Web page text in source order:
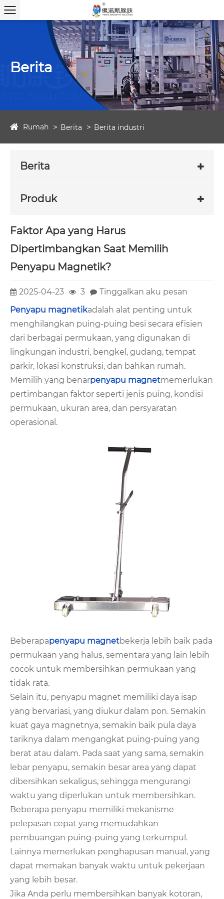
Berita
Rumah Berita Berita industri
Berita
Produk
Faktor Apa yang Harus
Dipertimbangkan Saat Memilih
Penyapu Magnetik?
2025-04-23 3
Tinggalkan aku pesan
Penyapu magnetikadalah alat penting untuk
menghilangkan puing-puing besi secara efisien
dari berbagai permukaan, yang digunakan di
lingkungan industri, bengkel, gudang, tempat
parkir, lokasi konstruksi, dan bahkan rumah.
Memilih yang benarpenyapu magnetmemerlukan
pertimbangan faktor seperti jenis puing, kondisi
permukaan, ukuran area, dan persyaratan
operasional.
Beberapapenyapu magnetbekerja lebih baik pada
permukaan yang halus, sementara yang lain lebih
cocok untuk membersihkan permukaan yang
tidak rata.
Selain itu, penyapu magnet memiliki daya isap
yang bervariasi, yang diukur dalam pon. Semakin
kuat gaya magnetnya, semakin baik pula daya
tariknya dalam mengangkat puing-puing yang
berat atau dalam. Pada saat yang sama, semakin
lebar penyapu, semakin besar area yang dapat
dibersihkan sekaligus, sehingga mengurangi
waktu yang diperlukan untuk membersihkan.
Beberapa penyapu memiliki mekanisme
pelepasan cepat yang memudahkan
pembuangan puing-puing yang terkumpul.
Lainnya memerlukan penghapusan manual, yang
dapat memakan banyak waktu untuk pekerjaan
yang lebih besar.
Jika Anda perlu membersihkan banyak kotoran,